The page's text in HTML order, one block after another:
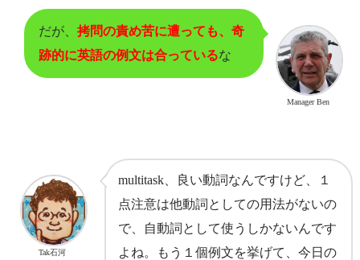
だが、 拷問の責め苦に遭っても、奇
跡的に英語の例文は合っているな
Manager Ben
multitask、良い動詞なんですけど、１
点注意は他動詞としての用法がないの
で、自動詞として使うしかないんです
よね。もう１個例文を挙げて、今日の
Tak石河